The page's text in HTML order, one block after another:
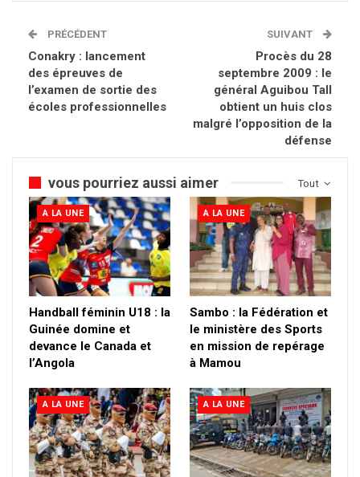
PRÉCÉDENT
Conakry : lancement
des épreuves de
l’examen de sortie des
écoles professionnelles
SUIVANT
Procès du 28
septembre 2009 : le
général Aguibou Tall
obtient un huis clos
malgré l’opposition de la
défense
Tout
vous pourriez aussi aimer
A LA UNE
Handball féminin U18 : la
Guinée domine et
devance le Canada et
l’Angola
A LA UNE
Sambo : la Fédération et
le ministère des Sports
en mission de repérage
à Mamou
A LA UNE A LA UNE